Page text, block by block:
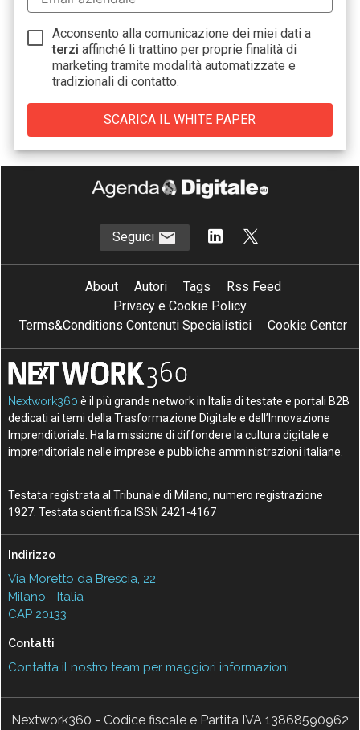
Acconsento alla comunicazione dei miei dati a
terzi affinché li trattino per proprie finalità di
marketing tramite modalità automatizzate e
tradizionali di contatto.
Seguici
About Autori Tags
Rss Feed
Privacy e Cookie Policy
Terms&Conditions Contenuti Specialistici
Cookie Center
Nextwork360 è il più grande network in Italia di testate e portali B2B
dedicati ai temi della Trasformazione Digitale e dell’Innovazione
Imprenditoriale. Ha la missione di diffondere la cultura digitale e
imprenditoriale nelle imprese e pubbliche amministrazioni italiane.
Testata registrata al Tribunale di Milano, numero registrazione
1927. Testata scientifica ISSN 2421-4167
Indirizzo
Via Moretto da Brescia, 22
Milano - Italia
CAP 20133
Contatti
Contatta il nostro team per maggiori informazioni
Nextwork360 - Codice fiscale e Partita IVA 13868590962